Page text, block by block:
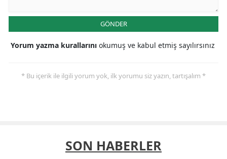
GÖNDER
Yorum yazma kurallarını okumuş ve kabul etmiş sayılırsınız
* Bu içerik ile ilgili yorum yok, ilk yorumu siz yazın, tartışalım *
SON HABERLER